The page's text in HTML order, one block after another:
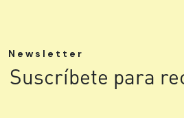
Newsletter
Suscríbete para